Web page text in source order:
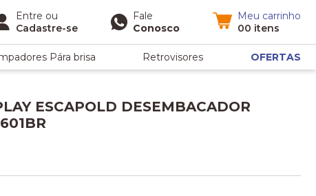
Entre ou
Cadastre-se
Fale
Conosco
Meu carrinho
00 itens
Pára brisa Retrovisores OFERTAS
ESCAPOLD DESEMBACADOR